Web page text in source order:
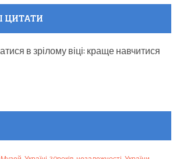
ЦИТАТИ
в зрілому віці: краще навчитися